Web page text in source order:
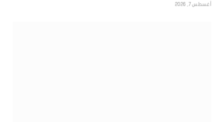
أغسطس 7, 2026